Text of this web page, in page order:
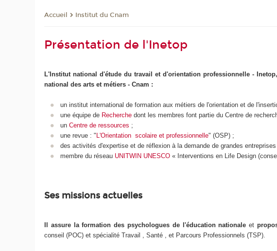
Accueil Institut du Cnam
Présentation de l'Inetop
L'Institut national d'étude du travail et d'orientation professionnelle -
national des arts et métiers - Cnam :
un institut international de formation aux métiers de l'orientation et de
une équipe de Recherchedont les membres font partie du Centre de
un Centre de ressources ;
une revue : "L'Orientation scolaire et professionnelle" (OSP) ;
des activités d'expertise et de réflexion à la demande de grandes
membre du réseau UNITWIN UNESCO« Interventions en Life Design
Ses missions actuelles
Il assure la formation des psychologues de l'éducation nationaleet
conseil (POC) et spécialité Travail , Santé , et Parcours Professionnels (TSP).